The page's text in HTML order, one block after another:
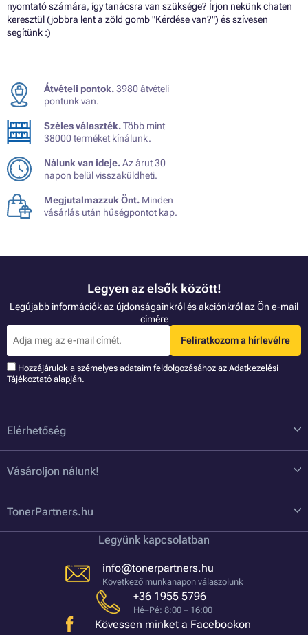
nyomtató számára, így tanácsra van szüksége? Írjon nekünk chaten
keresztül (jobbra lent a zöld gomb "Kérdése van?") és szívesen
segítünk :)
Átvételi pontok.3980 átvételi
pontunk van.
Széles választék.Több mint
38000 terméket kínálunk.
Nálunk van ideje.Az árut 30
napon belül visszaküldheti.
Megjutalmazzuk Önt. Minden
vásárlás után hűségpontot kap.
Legyen az elsők között!
Legújabb információk az újdonságainkról és akciónkról az Ön e-mail
címére
Feliratkozom a hírlevélre
Hozzájárulok a szémelyes adataim feldolgozásához az Adatkezelési
Tájékoztató alapján.
Elérhetőség
Vásároljon nálunk!
TonerPartners.hu
Legyünk kapcsolatban
info@tonerpartners.hu
Következő munkanapon válaszolunk
+36 1955 5796
Hé–Pé: 8:00 – 16:00
Kövessen minket a Facebookon